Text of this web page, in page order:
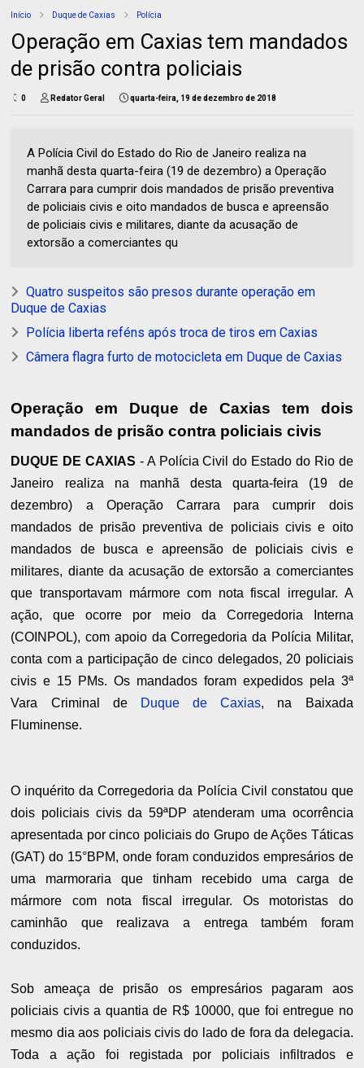
Início Duque de Caxias Polícia
Operação em Caxias tem mandados
de prisão contra policiais
0 Redator Geral quarta-feira, 19 de dezembro de 2018
A Polícia Civil do Estado do Rio de Janeiro realiza na
manhã desta quarta-feira (19 de dezembro) a Operação
Carrara para cumprir dois mandados de prisão preventiva
de policiais civis e oito mandados de busca e apreensão
de policiais civis e militares, diante da acusação de
extorsão a comerciantes qu
Quatro suspeitos são presos durante operação em
Duque de Caxias
Polícia liberta reféns após troca de tiros em Caxias
Câmera flagra furto de motocicleta em Duque de Caxias
Operação em Duque de Caxias tem dois
mandados de prisão contra policiais civis
DUQUE DE CAXIAS - A Polícia Civil do Estado do Rio de
Janeiro realiza na manhã desta quarta-feira (19 de
dezembro) a Operação Carrara para cumprir dois
mandados de prisão preventiva de policiais civis e oito
mandados de busca e apreensão de policiais civis e
militares, diante da acusação de extorsão a comerciantes
que transportavam mármore com nota fiscal irregular. A
ação, que ocorre por meio da Corregedoria Interna
(COINPOL), com apoio da Corregedoria da Polícia Militar,
conta com a participação de cinco delegados, 20 policiais
civis e 15 PMs. Os mandados foram expedidos pela 3ª
Vara Criminal de
Duque de Caxias, na Baixada
Fluminense.
O inquérito da Corregedoria da Polícia Civil constatou que
dois policiais civis da 59ªDP atenderam uma ocorrência
apresentada por cinco policiais do Grupo de Ações Táticas
(GAT) do 15°BPM, onde foram conduzidos empresários de
uma marmoraria que tinham recebido uma carga de
mármore com nota fiscal irregular. Os motoristas do
caminhão que realizava a entrega também foram
conduzidos.
Sob ameaça de prisão os empresários pagaram aos
policiais civis a quantia de R$ 10000, que foi entregue no
mesmo dia aos policiais civis do lado de fora da delegacia.
Toda a ação foi registada por policiais infiltrados e